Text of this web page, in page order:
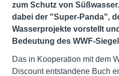
zum Schutz von
dabei der "Super-Panda",
Wasserprojekte vorstellt
Bedeutung des WWF-
Das in Kooperation mit dem
Discount entstandene Buch